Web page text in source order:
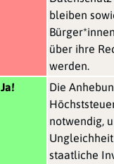
bleiben
über ihre
werden.
Ja!
Die
notwendig,
staatliche